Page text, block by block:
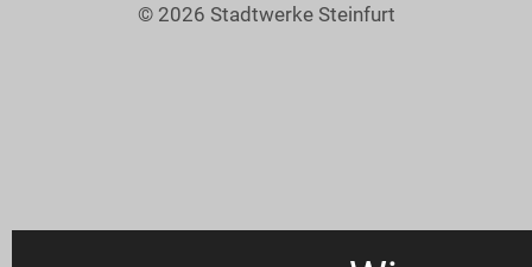
© 2026 Stadtwerke Steinfurt